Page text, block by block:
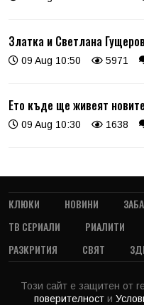
Златка и Светлана
09 Aug 10:50 5971
Ето къде ще живеят
09 Aug 10:30 1638
КЛЮКИ НОВИНИ
ТВ СЕРИАЛИ
РИАЛИТИ
РАЗКРИТИЯ
СВЯТ
Този сайт е защитен от
поверителност и